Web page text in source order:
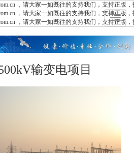
Toggle
输变电项目
，请大家一如既往的支持我们，支持正版
，请大家一如既往的支持我们，支持正版
，请大家一如既往的支持我们，支持正版